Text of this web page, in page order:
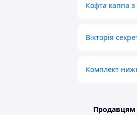
Кофта каппа
Вікторія
Комплект
Продавцям